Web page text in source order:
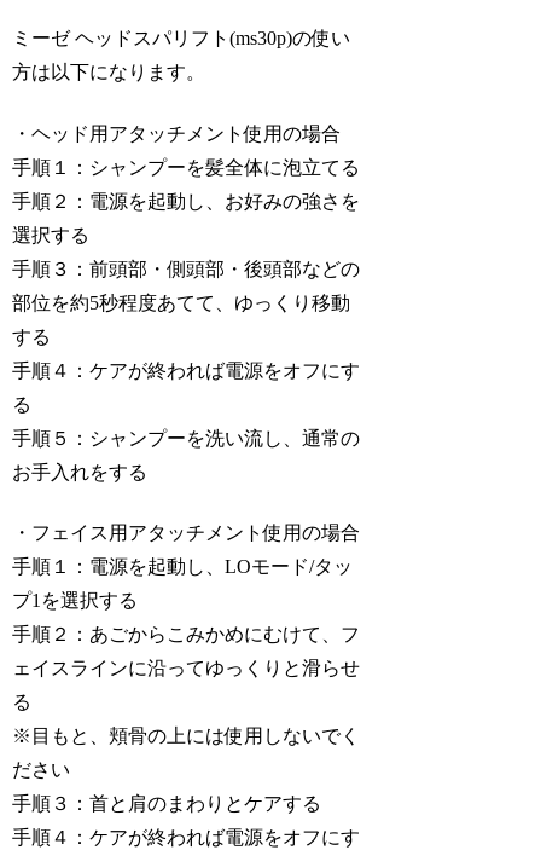
ミーゼ ヘッドスパリフト(ms30p)の使い
方は以下になります。
・ヘッド用アタッチメント使用の場合
手順１：シャンプーを髪全体に泡立てる
手順２：電源を起動し、お好みの強さを
選択する
手順３：前頭部・側頭部・後頭部などの
部位を約5秒程度あてて、ゆっくり移動
する
手順４：ケアが終われば電源をオフにす
る
手順５：シャンプーを洗い流し、通常の
お手入れをする
・フェイス用アタッチメント使用の場合
手順１：電源を起動し、LOモード/タッ
プ1を選択する
手順２：あごからこみかめにむけて、フ
ェイスラインに沿ってゆっくりと滑らせ
る
※目もと、頬骨の上には使用しないでく
ださい
手順３：首と肩のまわりとケアする
手順４：ケアが終われば電源をオフにす